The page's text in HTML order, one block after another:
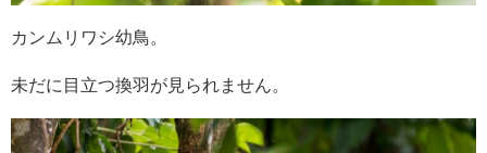
カンムリワシ幼鳥。
未だに目立つ換羽が見られません。